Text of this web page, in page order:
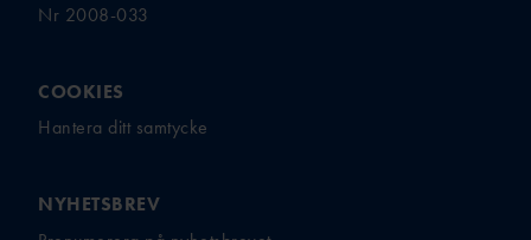
Nr 2008-033
COOKIES
Hantera ditt samtycke
NYHETSBREV